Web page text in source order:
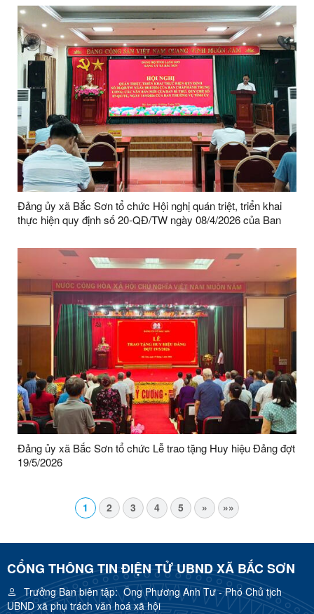
Đảng ủy xã Bắc Sơn tổ chức Hội nghị quán triệt, triển khai
thực hiện quy định số 20-QĐ/TW ngày 08/4/2026 của Ban
Quy chế số 07-QC/TU, ngày 14/5/2026 của Ban Thường vụ
Tỉnh ủy
Đảng ủy xã Bắc Sơn tổ chức Lễ trao tặng Huy hiệu Đảng đợt
19/5/2026
1 2 3 4 5 » »»
CỔNG THÔNG TIN ĐIỆN TỬ UBND XÃ BẮC SƠN
Trưởng Ban biên tập:Ông Phương Anh Tư - Phó Chủ tịch
UBND xã phụ trách văn hoá xã hội